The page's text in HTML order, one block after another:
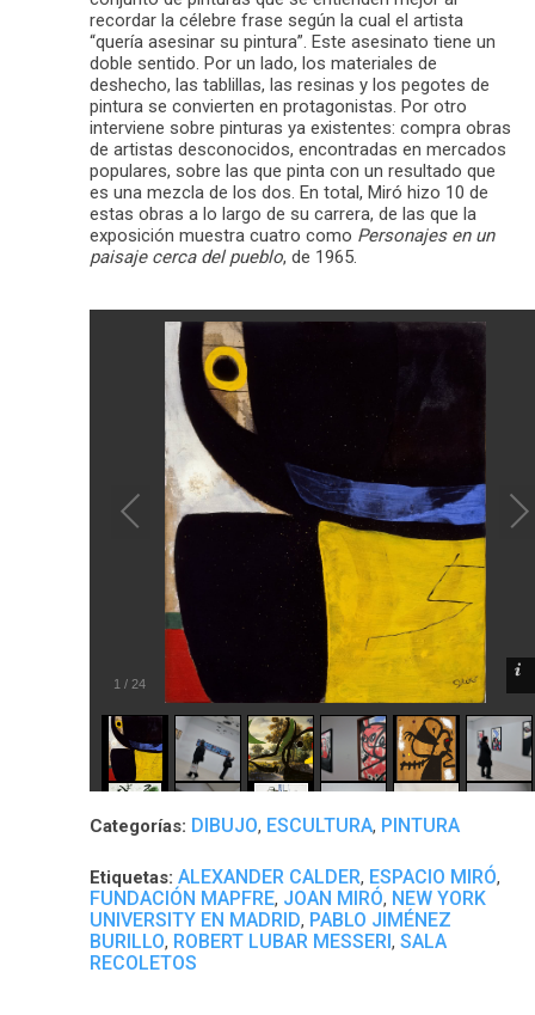
recordar la célebre frase según la cual el artista
“quería asesinar su pintura”. Este asesinato tiene un
doble sentido. Por un lado, los materiales de
deshecho, las tablillas, las resinas y los pegotes de
pintura se convierten en protagonistas. Por otro
interviene sobre pinturas ya existentes: compra obras
de artistas desconocidos, encontradas en mercados
populares, sobre las que pinta con un resultado que
es una mezcla de los dos. En total, Miró hizo 10 de
estas obras a lo largo de su carrera, de las que la
exposición muestra cuatro como Personajes en un
paisaje cerca del pueblo, de 1965.
1 / 24
Categorías: DIBUJO, ESCULTURA, PINTURA
Etiquetas: ALEXANDER CALDER, ESPACIO MIRÓ,
FUNDACIÓN MAPFRE, JOAN MIRÓ, NEW YORK
UNIVERSITY EN MADRID, PABLO JIMÉNEZ
BURILLO, ROBERT LUBAR MESSERI, SALA
RECOLETOS